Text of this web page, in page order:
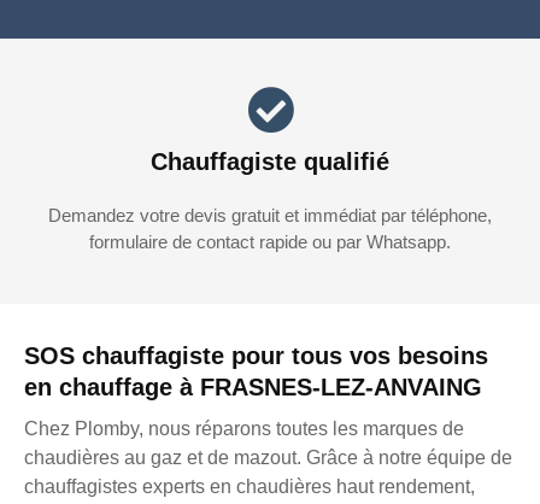
SOS chauffagiste pour tous vos besoins
en chauffage à FRASNES-LEZ-ANVAING
Chez Plomby, nous réparons toutes les marques de
chaudières au gaz et de mazout. Grâce à notre équipe de
chauffagistes experts en chaudières haut rendement,
Chauffagiste qualifié
Demandez votre devis gratuit et immédiat par téléphone,
formulaire de contact rapide ou par Whatsapp.